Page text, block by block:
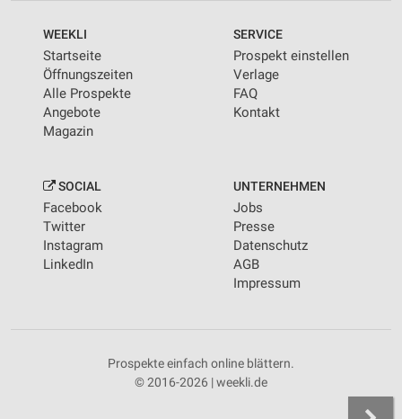
WEEKLI
Startseite
Öffnungszeiten
Alle Prospekte
Angebote
Magazin
SERVICE
Prospekt einstellen
Verlage
FAQ
Kontakt
SOCIAL
Facebook
Twitter
Instagram
LinkedIn
UNTERNEHMEN
Jobs
Presse
Datenschutz
AGB
Impressum
Prospekte einfach online blättern.
© 2016-2026 | weekli.de